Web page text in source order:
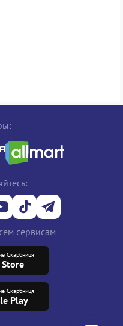
сервисам
Скарбниця
Скарбниця
Play